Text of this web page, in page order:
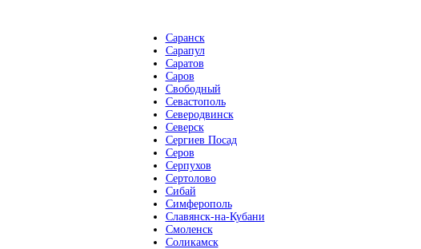
Саранск
Сарапул
Саратов
Саров
Свободный
Севастополь
Северодвинск
Северск
Сергиев Посад
Серов
Серпухов
Сертолово
Сибай
Симферополь
Славянск-на-Кубани
Смоленск
Соликамск